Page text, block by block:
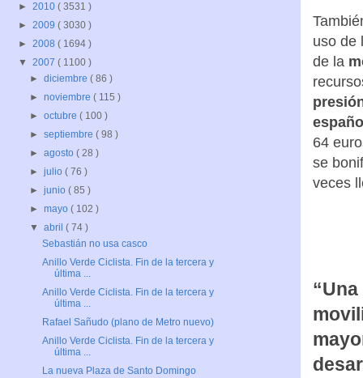
uso de
de la
64
se
veces
► 2010 ( 3531 )
► 2009 ( 3030 )
► 2008 ( 1694 )
▼ 2007 ( 1100 )
►diciembre( 86 )
►noviembre( 115 )
►octubre( 100 )
►septiembre( 98 )
►agosto( 28 )
►julio( 76 )
►junio( 85 )
►mayo( 102 )
▼abril( 74 )
Sebastián no usa casco
Anillo Verde Ciclista. Fin de la tercera y
última ...
Anillo Verde Ciclista. Fin de la tercera y
última ...
Rafael Sañudo (plano de Metro nuevo)
Anillo Verde Ciclista. Fin de la tercera y
última ...
La nueva Plaza de Santo Domingo